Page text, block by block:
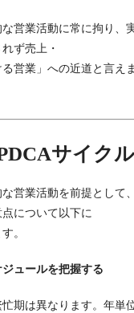
営業活動に常に拘り、
ず売上・
営業」への近道と言えま
サイク
営業活動を前提として
について以下に
。
ジュールを把握する
期は異なります。年単